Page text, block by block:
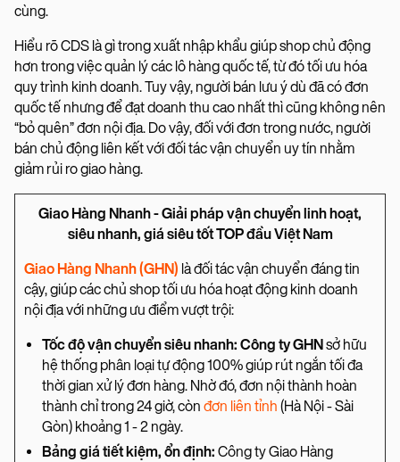
cùng.
Hiểu rõ CDS là gì trong xuất nhập khẩu giúp shop chủ động
hơn trong việc quản lý các lô hàng quốc tế, từ đó tối ưu hóa
quy trình kinh doanh. Tuy vậy, người bán lưu ý dù đã có đơn
quốc tế nhưng để đạt doanh thu cao nhất thì cũng không nên
“bỏ quên” đơn nội địa. Do vậy, đối với đơn trong nước, người
bán chủ động liên kết với đối tác vận chuyển uy tín nhằm
giảm rủi ro giao hàng.
Giao Hàng Nhanh - Giải pháp vận chuyển linh hoạt,
siêu nhanh, giá siêu tốt TOP đầu Việt Nam
Giao Hàng Nhanh (GHN) là đối tác vận chuyển đáng tin
cậy, giúp các chủ shop tối ưu hóa hoạt động kinh doanh
nội địa với những ưu điểm vượt trội:
Tốc độ vận chuyển siêu nhanh: Công ty GHNsở hữu
hệ thống phân loại tự động 100% giúp rút ngắn tối đa
thời gian xử lý đơn hàng. Nhờ đó, đơn nội thành hoàn
thành chỉ trong 24 giờ, còn đơn liên tỉnh (Hà Nội - Sài
Gòn) khoảng 1 - 2 ngày.
Bảng giá tiết kiệm, ổn định: Công ty Giao Hàng